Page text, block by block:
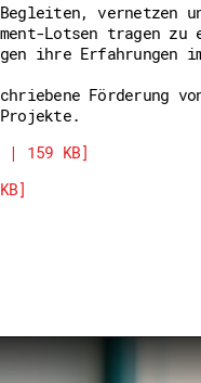
dich schlau
in Hessen
und
+
& Fortbildung
vernetzen
Lotsen tragen
ihre Erfahrungen
Förderung
| 159 KB]